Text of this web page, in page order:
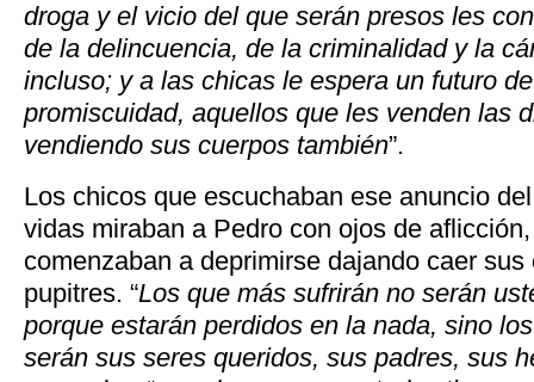
droga y el vicio del que serán presos les
de la delincuencia, de la criminalidad y la
incluso; y a las chicas le espera un futuro
promiscuidad, aquellos que les venden las
vendiendo sus cuerpos también”.
Los chicos que escuchaban ese anuncio
vidas miraban a Pedro con ojos de
comenzaban a deprimirse dajando caer
pupitres. “Los que más sufrirán no serán
porque estarán perdidos en la nada, sino
serán sus seres queridos, sus padres, sus